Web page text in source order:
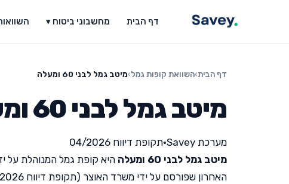
דף הבית מחשבוני ביטוח ▾
דף הבית›השוואת קופות גמל›מיטב גמל לבני 60 ומעלה
מיטב גמל לבני 60 ומעלה
מערכת Savey •תקופת דיווח 04/2026
מיטב גמל לבני 60 ומעלה
היא קופת גמל המנוהלת על
האחרון שפורסם על ידי משרד האוצר (תקופת דיווח 04/2026).